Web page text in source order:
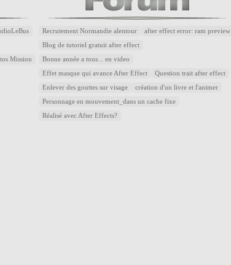
Mission
Recrutement Normandie alentour after effect error: ram preview
Blog de tutoriel gratuit after effect
Bonne année a tous... en video
Effet masque qui avance After Effect Question trait after effect
Enlever des gouttes sur visage création d'un livre et l'animer
Personnage en mouvement_dans un cache fixe
Réalisé avec After Effects?